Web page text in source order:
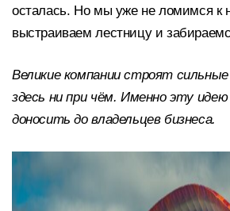
осталась. Но мы уже не ломимся к
выстраиваем лестницу и
Великие компании строят
здесь ни при чём. Именно эту
доносить до владельцев бизнеса.